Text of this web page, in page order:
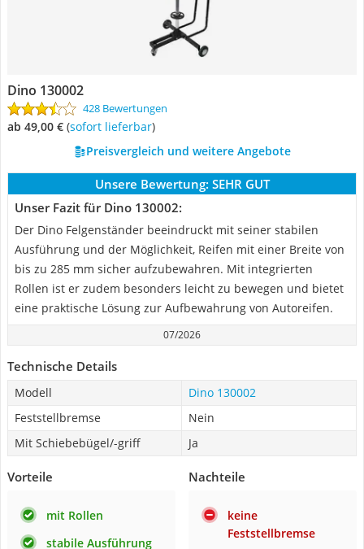
Dino 130002
428 Bewertungen
ab 49,00 € ( Sofort lieferbar)
Preisvergleich und weitere Angebote
Unsere Bewertung: SEHR GUT
Unser Fazit für Dino 130002:
Der Dino Felgenständer beeindruckt mit seiner stabilen
Ausführung und der Möglichkeit, Reifen mit einer Breite von
bis zu 285 mm sicher aufzubewahren. Mit integrierten
Rollen ist er zudem besonders leicht zu bewegen und bietet
eine praktische Lösung zur Aufbewahrung von Autoreifen.
07/2026
Technische Details
Modell
Dino 130002
Feststellbremse
Nein
Mit Schiebebügel/-griff
Ja
Vorteile
mit Rollen
stabile Ausführung
Nachteile
keine
Feststellbremse